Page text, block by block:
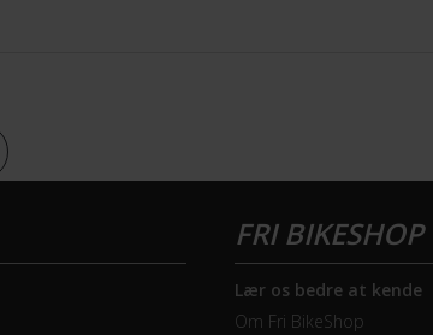
Lær os bedre at kende
Om Fri BikeShop